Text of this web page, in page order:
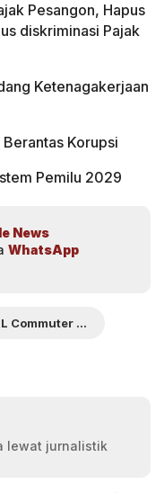
Pesangon, Hapus
diskriminasi Pajak
Ketenagakerjaan
Berantas Korupsi
Pemilu 2029
News
WhatsApp
KRL Commuter Line
lewat jurnalistik